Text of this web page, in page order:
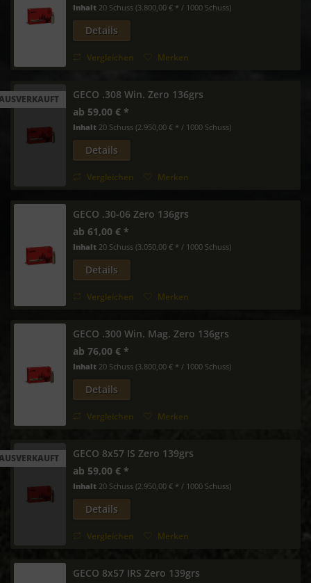
Inhalt 20 Schuss (3.800,00 € * / 1000 Schuss)
Details
Vergleichen Merken
GECO .308 Win. Zero 136grs
ab 59,00 € *
Inhalt 20 Schuss (2.950,00 € * / 1000 Schuss)
Details
Vergleichen Merken
GECO .30-06 Zero 136grs
ab 61,00 € *
Inhalt 20 Schuss (3.050,00 € * / 1000 Schuss)
Details
Vergleichen Merken
GECO .300 Win. Mag. Zero 136grs
ab 76,00 € *
Inhalt 20 Schuss (3.800,00 € * / 1000 Schuss)
Details
Vergleichen Merken
GECO 8x57 IS Zero 139grs
ab 59,00 € *
Inhalt 20 Schuss (2.950,00 € * / 1000 Schuss)
Details
Vergleichen Merken
GECO 8x57 IRS Zero 139grs